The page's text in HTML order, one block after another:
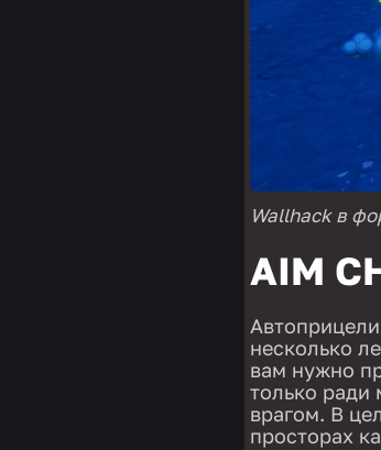
Wallhack в
AIM
несколько
вам нужно
только ради
врагом. В
просторах